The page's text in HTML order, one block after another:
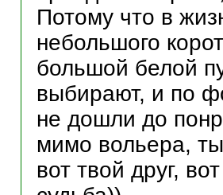
Потому что в
небольшого
большой белой
выбирают, и по
не дошли до
мимо вольера,
вот твой друг,